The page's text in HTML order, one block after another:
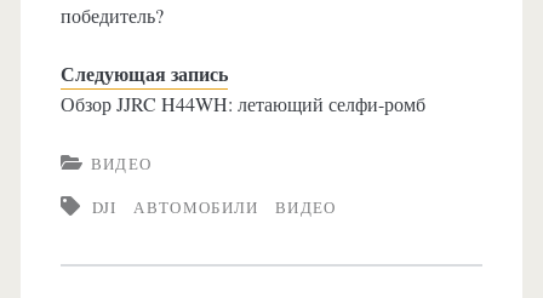
победитель?
Следующая запись
Обзор JJRC H44WH: летающий селфи-ромб
ВИДЕО
DJI
АВТОМОБИЛИ ВИДЕО